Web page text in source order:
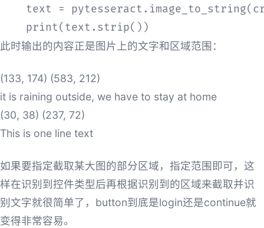
text =
    print(text.strip())
此时输出的内容正是图片上的文字和区域范围：
(133, 174) (583, 212)
it is raining outside, we have to stay at home
(30, 38) (237, 72)
This is one line text
如果要指定截取某大图的部分区域，指定范围即可，这
样在识别到控件类型后再根据识别到的区域来截取并识
别文字就很简单了，button到底是login还是continue就
变得非常容易。